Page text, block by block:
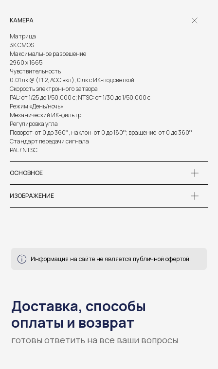
КАМЕРА
Матрица
3K CMOS
Максимальное разрешение
2960 x 1665
Чувствительность
0.01 лк @ (F1.2, AGC вкл), 0 лк с ИК-подсветкой
Скорость электронного затвора
PAL: от 1/25 до 1/50,000 с; NTSC: от 1/30 до 1/50,000 с
Режим «День/ночь»
Механический ИК-фильтр
Регулировка угла
Поворот: от 0 до 360°, наклон: от 0 до 180°; вращение: от 0 до 360°
Стандарт передачи сигнала
PAL / NTSC
ОСНОВНОЕ
ИЗОБРАЖЕНИЕ
Информация на сайте не является публичной офертой.
Доставка, способы
оплаты и возврат